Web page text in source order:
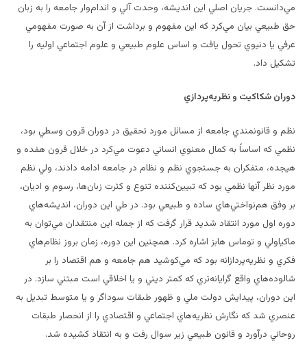
مي‌دانست. جريان اصلي اين انديشه، وحدت آلي و اندام‌وار جامعه را به زبان
حق طبيعي بيان مي‌كرد كه اين مفهوم و برداشت از آن به صورت مفهومي
عرفي يا دنيوي تحول يافت و اساس علوم طبيعي و علوم اجتماعي اوليه را
تشكيل داد.
دوران شكاكيت و نظريه‌پردازي
نظم و قانونمندي جامعه از مسائل مورد تحقيق در دوران قرون وسطي بود،
نظمي كه اساساً به كمال معنوي انساني دعوت مي‌كرد در خلال قرون هفده و
هيجده، متفكران به جستجوي نظم و نظام در جامعه ادامه دادند، ولي نظم
مورد نظر آنها نظمي بود كه تبيين‌كننده تنوع و كثرت زبان‌ها، رسوم و اديان،
بر وفق هم‌نواختي‌هاي ساده و طبيعي بود. در طي اين دوران،‌ انديشه‌هاي
دوره اول مورد انتقاد شديد قرار گرفت كه از جمله اين منتقدان مي‌توان به
ماكياولي و توماس هابز اشاره كرد. همچنين اين دوره، زمان بروز نظام‌هاي
فكري و نظريه‌پردازانه بود كه مي‌كوشيد هم جامعه و هم اقتصاد را بر
شالوده‌هاي واقع گرايانه‌تري كه كمتر ديني و يا اخلاقي است مبتني سازد. در
اين دوران، پيدايش دولت ملي و ظهور طبقات سوداگر و يا متوسط تبديل به
عنصري شد كه نگارش نظريه‌هاي اجتماعي و اقتصادي را از انحصار طبقات
روحاني درآورد و قانون طبيعي زير سوال رفت و به انتقاد كشيده شد.